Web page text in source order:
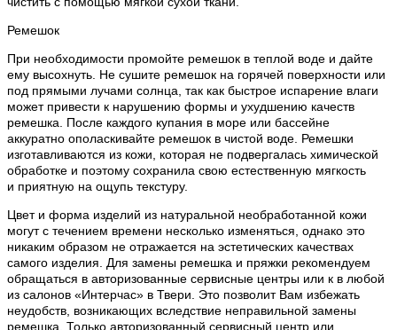
Ремешок
При необходимости промойте ремешок в теплой воде и дайте
ему высохнуть. Не сушите ремешок на горячей поверхности или
под прямыми лучами солнца, так как быстрое испарение влаги
может привести к нарушению формы и ухудшению качеств
ремешка. После каждого купания в море или бассейне
аккуратно ополаскивайте ремешок в чистой воде. Ремешки
изготавливаются из кожи, которая не подвергалась химической
обработке и поэтому сохранила свою естественную мягкость
и приятную на ощупь текстуру.
Цвет и форма изделий из натуральной необработанной кожи
могут с течением времени несколько изменяться, однако это
никаким образом не отражается на эстетических качествах
самого изделия. Для замены ремешка и пряжки рекомендуем
обращаться в авторизованные сервисные центры или к в любой
из салонов «Интерчас» в Твери. Это позволит Вам избежать
неудобств, возникающих вследствие неправильной замены
ремешка. Только авторизованный сервисный центр или